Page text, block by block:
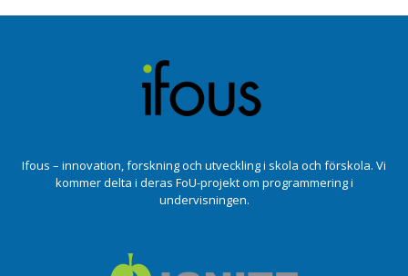
Ifous – innovation, forskning och utveckling i skola och förskola. Vi
kommer delta i deras FoU-projekt om programmering i
undervisningen.